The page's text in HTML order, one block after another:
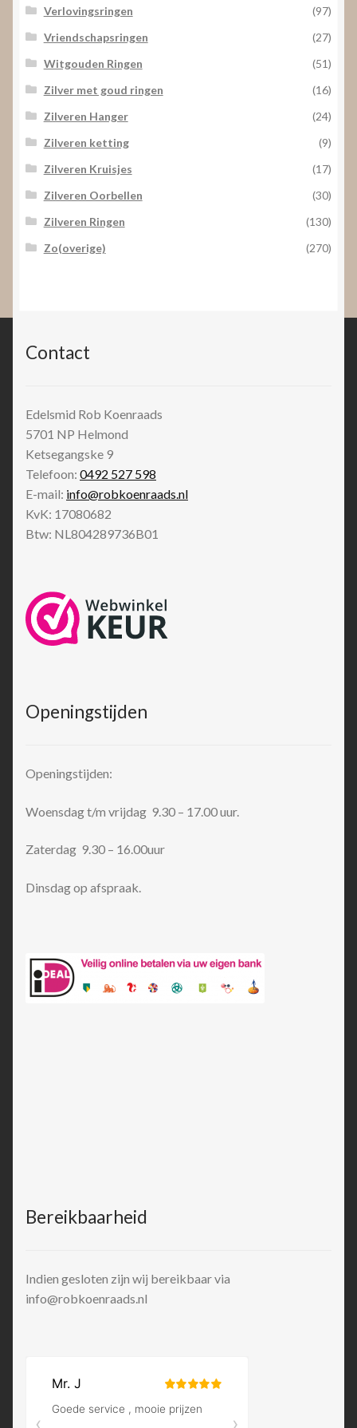
Verlovingsringen
(97)
Vriendschapsringen
(27)
Witgouden Ringen
(51)
Zilver met goud ringen
(16)
Zilveren Hanger
(24)
Zilveren ketting
(9)
Zilveren Kruisjes
(17)
Zilveren Oorbellen
(30)
Zilveren Ringen
(130)
Zo(overige)
(270)
Contact
Edelsmid Rob Koenraads
5701 NP Helmond
Ketsegangske 9
Telefoon: 0492 527 598
E-mail: info@robkoenraads.nl
KvK: 17080682
Btw: NL804289736B01
Openingstijden
Openingstijden:
Woensdag t/m vrijdag 9.30 – 17.00 uur.
Zaterdag 9.30 – 16.00uur
Dinsdag op afspraak.
Bereikbaarheid
Indien gesloten zijn wij bereikbaar via
info@robkoenraads.nl